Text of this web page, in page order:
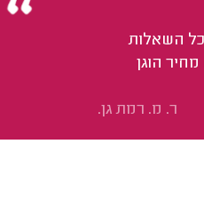
השאלות
הוגן
ר. מ. רמת גן.